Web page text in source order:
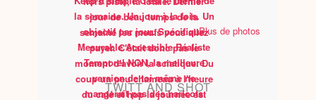
Plus de photos
TWITT AND SHOT